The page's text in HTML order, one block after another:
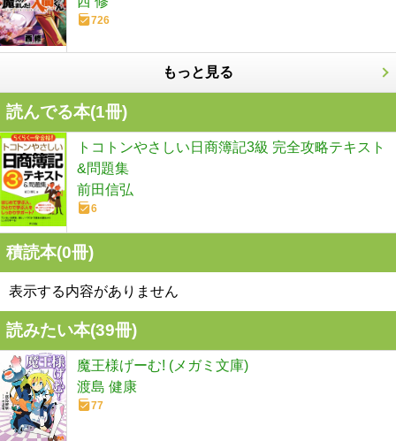
726
もっと見る
読んでる本(1冊)
トコトンやさしい日商簿記3級 完全攻略テキスト
&問題集
前田信弘
6
積読本(0冊)
表示する内容がありません
読みたい本(39冊)
魔王様げーむ! (メガミ文庫)
渡島 健康
77